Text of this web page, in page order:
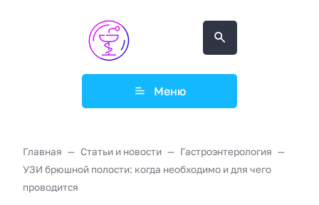
Меню
Главная Статьи и новости
Гастроэнтерология
УЗИ брюшной полости: когда необходимо и для чего
проводится